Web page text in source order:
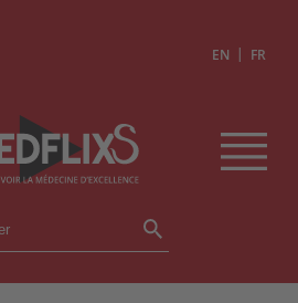
EN | FR
ÉVÉNEMENTS